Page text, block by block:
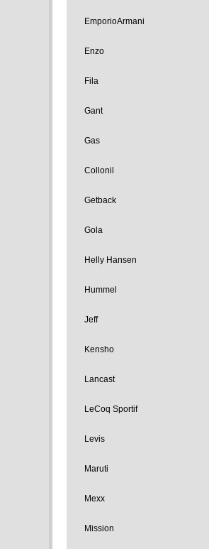
EmporioArmani
Enzo
Fila
Gant
Gas
Collonil
Getback
Gola
Helly Hansen
Hummel
Jeff
Kensho
Lancast
LeCoq Sportif
Levis
Maruti
Mexx
Mission